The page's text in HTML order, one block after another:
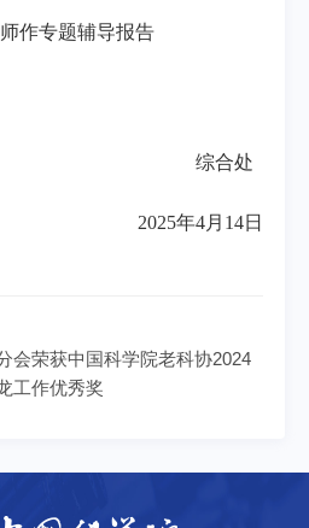
作专题辅导报告
综合处
2025年4月14日
会荣获中国科学院老科协2024
工作优秀奖